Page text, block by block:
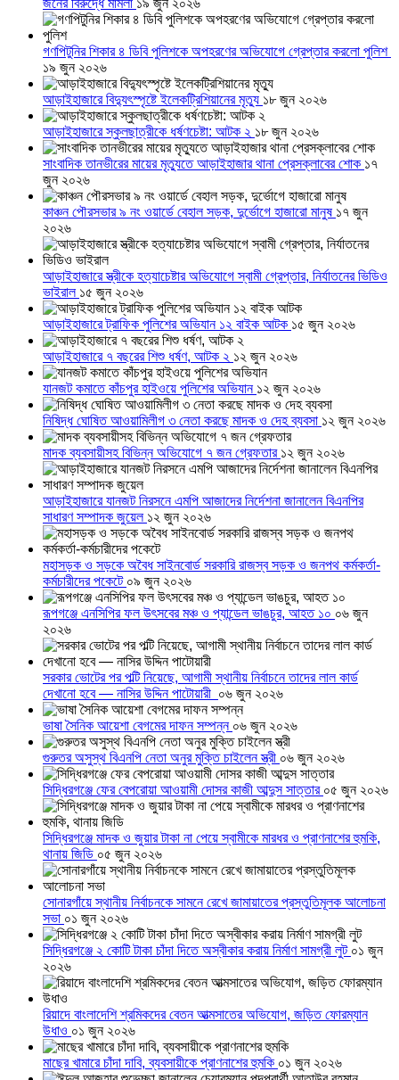
জনের বিরুদ্ধে মামলা ১৯ জুন ২০২৬
গণপিটুনির শিকার ৪ ডিবি পুলিশকে অপহরণের অভিযোগে গ্রেপ্তার করলো পুলিশ
১৯ জুন ২০২৬
আড়াইহাজারে বিদ্যুৎস্পৃষ্টে ইলেকট্রিশিয়ানের মৃত্যু ১৮ জুন ২০২৬
আড়াইহাজারে স্কুলছাত্রীকে ধর্ষণচেষ্টা: আটক ২ ১৮ জুন ২০২৬
সাংবাদিক তানভীরের মায়ের মৃত্যুতে আড়াইহাজার থানা প্রেসক্লাবের শোক ১৭
জুন ২০২৬
কাঞ্চন পৌরসভার ৯ নং ওয়ার্ডে বেহাল সড়ক, দুর্ভোগে হাজারো মানুষ ১৭ জুন
২০২৬
আড়াইহাজারে স্ত্রীকে হত্যাচেষ্টার অভিযোগে স্বামী গ্রেপ্তার, নির্যাতনের ভিডিও
ভাইরাল ১৫ জুন ২০২৬
আড়াইহাজারে ট্রাফিক পুলিশের অভিযান ১২ বাইক আটক ১৫ জুন ২০২৬
আড়াইহাজারে ৭ বছরের শিশু ধর্ষণ, আটক ২ ১২ জুন ২০২৬
যানজট কমাতে কাঁচপুর হাইওয়ে পুলিশের অভিযান ১২ জুন ২০২৬
নিষিদ্ধ ঘোষিত আওয়ামিলীগ ৩ নেতা করছে মাদক ও দেহ ব্যবসা ১২ জুন ২০২৬
মাদক ব্যবসায়ীসহ বিভিন্ন অভিযোগে ৭ জন গ্রেফতার ১২ জুন ২০২৬
আড়াইহাজারে যানজট নিরসনে এমপি আজাদের নির্দেশনা জানালেন বিএনপির
সাধারণ সম্পাদক জুয়েল ১২ জুন ২০২৬
মহাসড়ক ও সড়কে অবৈধ সাইনবোর্ড সরকারি রাজস্ব সড়ক ও জনপথ কর্মকর্তা-
কর্মচারীদের পকেটে ০৯ জুন ২০২৬
রূপগঞ্জে এনসিপির ফল উৎসবের মঞ্চ ও প্যান্ডেল ভাঙচুর, আহত ১০ ০৬ জুন
২০২৬
সরকার ভোটের পর পল্টি নিয়েছে, আগামী স্থানীয় নির্বাচনে তাদের লাল কার্ড
দেখানো হবে — নাসির উদ্দিন পাটোয়ারী ০৬ জুন ২০২৬
ভাষা সৈনিক আয়েশা বেগমের দাফন সম্পন্ন ০৬ জুন ২০২৬
গুরুতর অসুস্থ বিএনপি নেতা অনুর মুক্তি চাইলেন স্ত্রী ০৬ জুন ২০২৬
সিদ্ধিরগঞ্জে ফের বেপরোয়া আওয়ামী দোসর কাজী আব্দুস সাত্তার ০৫ জুন ২০২৬
সিদ্ধিরগঞ্জে মাদক ও জুয়ার টাকা না পেয়ে স্বামীকে মারধর ও প্রাণনাশের হুমকি,
থানায় জিডি ০৫ জুন ২০২৬
সোনারগাঁয়ে স্থানীয় নির্বাচনকে সামনে রেখে জামায়াতের প্রস্তুতিমূলক আলোচনা
সভা ০১ জুন ২০২৬
সিদ্ধিরগঞ্জে ২ কোটি টাকা চাঁদা দিতে অস্বীকার করায় নির্মাণ সামগ্রী লুট ০১ জুন
২০২৬
রিয়াদে বাংলাদেশি শ্রমিকদের বেতন আত্মসাতের অভিযোগ, জড়িত ফোরম্যান
উধাও ০১ জুন ২০২৬
মাছের খামারে চাঁদা দাবি, ব্যবসায়ীকে প্রাণনাশের হুমকি ০১ জুন ২০২৬